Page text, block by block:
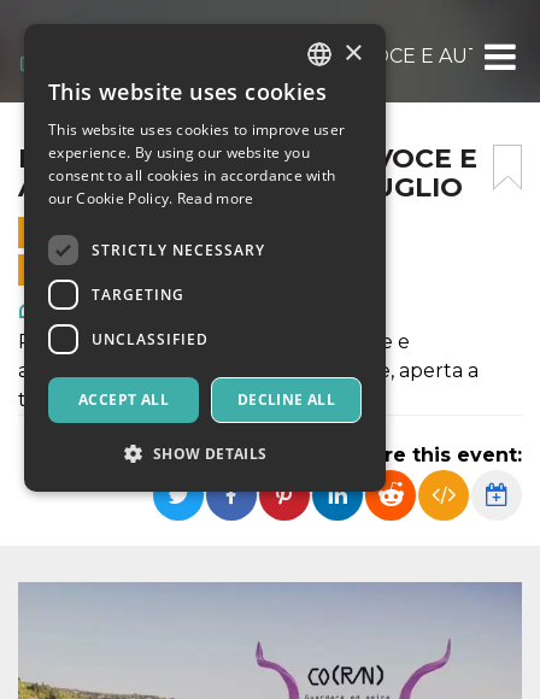
DOSE LETTURA AD ALTA VOCE E
DOSE LETTURA AD ALTA VOCE E
AUTONARRAZIONE | 22 LUGLIO
22 JULY 2021 - 20:30
ONLINE SALES ENDED
Art, Exhibitions & Museums
Pratica collettiva di lettura ad alta voce e
autonarrazione nel parco all'imbrunire, aperta a
tutti e tutte.
Share this event:
ITALIAN
ENGLISH
SPANISH
×
This website uses cookies
This website uses cookies to improve user
experience. By using our website you
consent to all cookies in accordance with
our Cookie Policy. Read more
STRICTLY NECESSARY
TARGETING
UNCLASSIFIED
ACCEPT ALL DECLINE ALL
SHOW DETAILS
functionality such as user login and account
management. The website cannot be used
properly without strictly necessary cookies.